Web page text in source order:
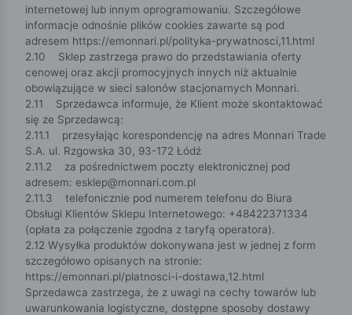
internetowej lub innym oprogramowaniu. Szczegółowe
informacje odnośnie plików cookies zawarte są pod
adresem https://emonnari.pl/polityka-prywatnosci,11.html
2.10 Sklep zastrzega prawo do przedstawiania oferty
cenowej oraz akcji promocyjnych innych niż aktualnie
obowiązujące w sieci salonów stacjonarnych Monnari.
2.11 Sprzedawca informuje, że Klient może skontaktować
się ze Sprzedawcą:
2.11.1 przesyłając korespondencję na adres Monnari Trade
S.A. ul. Rzgowska 30, 93-172 Łódź
2.11.2 za pośrednictwem poczty elektronicznej pod
adresem: esklep@monnari.com.pl
2.11.3 telefonicznie pod numerem telefonu do Biura
Obsługi Klientów Sklepu Internetowego: +48422371334
(opłata za połączenie zgodna z taryfą operatora).
2.12 Wysyłka produktów dokonywana jest w jednej z form
szczegółowo opisanych na stronie:
https://emonnari.pl/platnosci-i-dostawa,12.html
Sprzedawca zastrzega, że z uwagi na cechy towarów lub
uwarunkowania logistyczne, dostępne sposoby dostawy